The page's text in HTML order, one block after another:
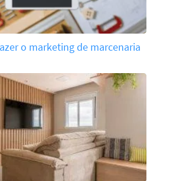
o marketing de marcenaria